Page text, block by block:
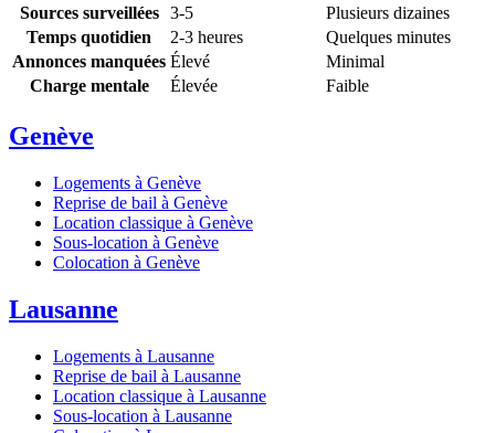
Sources surveillées
3-5
Plusieurs dizaines
Temps quotidien
2-3 heures
Quelques minutes
Annonces manquées Élevé
Minimal
Charge mentale
Élevée Faible
Genève
Logements à Genève
Reprise de bail à Genève
Location classique à Genève
Sous-location à Genève
Colocation à Genève
Lausanne
Logements à Lausanne
Reprise de bail à Lausanne
Location classique à Lausanne
Sous-location à Lausanne